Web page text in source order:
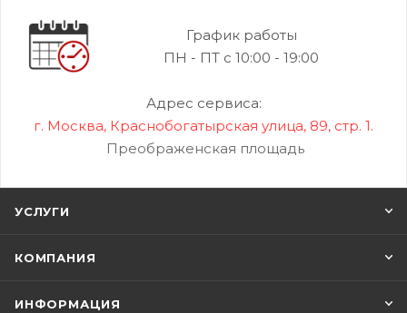
График работы
ПН - ПТ с 10:00 - 19:00
Адрес сервиса:
г. Москва, Краснобогатырская улица, 89, стр. 1.
Преображенская площадь
УСЛУГИ
КОМПАНИЯ
ИНФОРМАЦИЯ